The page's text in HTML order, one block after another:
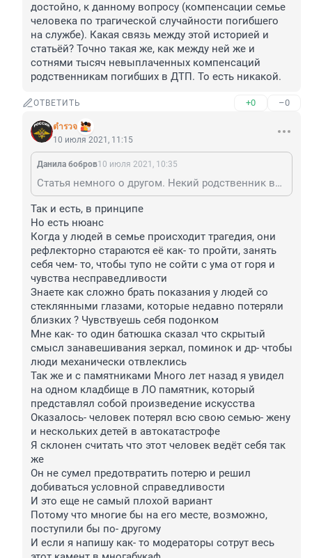
достойно, к данному вопросу (компенсации семье
человека по трагической случайности погибшего
на службе). Какая связь между этой историей и
статьёй? Точно такая же, как между ней же и
сотнями тысяч невыплаченных компенсаций
родственникам погибших в ДТП. То есть никакой.
ОТВЕТИТЬ +0 –0
ตำรวจ
10 июля 2021, 11:15
Данила бобров10 июля 2021, 10:35
Статья немного о другом. Некий родственник возмущается почему ему так мало выплачивают нищие члены экипажа и другие осуждённые по этому делу. Капитан и стармех так и вообще коварно избежали ответственности, цинично утонув вместе с судном.
Так и есть, в принципе
Но есть нюанс
Когда у людей в семье происходит трагедия, они
рефлекторно стараются её как- то пройти, занять
себя чем- то, чтобы тупо не сойти с ума от горя и
чувства несправедливости
Знаете как сложно брать показания у людей со
стеклянными глазами, которые недавно потеряли
близких ? Чувствуешь себя подонком
Мне как- то один батюшка сказал что скрытый
смысл занавешивания зеркал, поминок и др- чтобы
люди механически отвлеклись
Так же и с памятниками Много лет назад я увидел
на одном кладбище в ЛО памятник, который
представлял собой произведение искусства
Оказалось- человек потерял всю свою семью- жену
и нескольких детей в автокатастрофе
Я склонен считать что этот человек ведёт себя так
же
Он не сумел предотвратить потерю и решил
добиваться условной справедливости
И это еще не самый плохой вариант
Потому что многие бы на его месте, возможно,
поступили бы по- другому
И если я напишу как- то модераторы сотрут весь